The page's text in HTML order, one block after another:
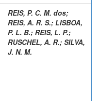
REIS, P. C. M. dos;
REIS, A. R. S.; LISBOA,
P. L. B.; REIS, L. P.;
RUSCHEL, A. R.; SILVA,
J. N. M.